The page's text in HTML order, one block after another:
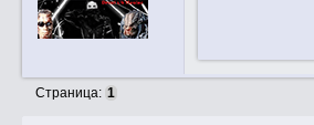
Страница: 1